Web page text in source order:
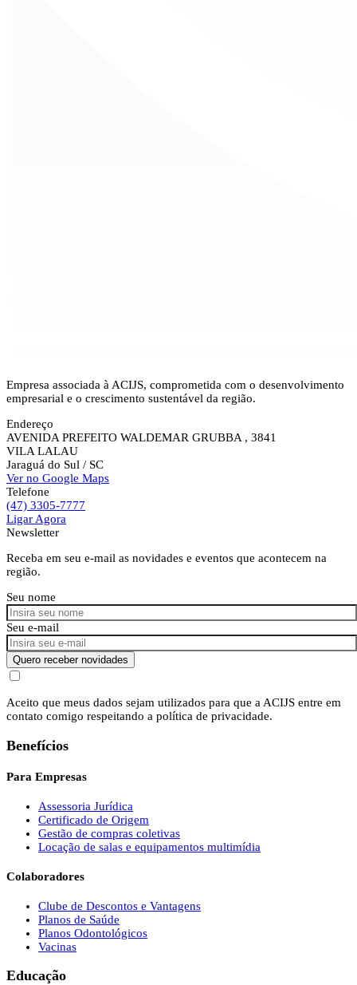
Empresa associada à ACIJS, comprometida com o desenvolvimento
empresarial e o crescimento sustentável da região.
Endereço
AVENIDA PREFEITO WALDEMAR GRUBBA , 3841
VILA LALAU
Jaraguá do Sul / SC
Ver no Google Maps
Telefone
(47) 3305-7777
Ligar Agora
Newsletter
Receba em seu e-mail as novidades e eventos que acontecem na
região.
Seu nome
Seu e-mail
Quero receber novidades
Aceito que meus dados sejam utilizados para que a ACIJS entre em
contato comigo respeitando a política de privacidade.
Benefícios
Para Empresas
Assessoria Jurídica
Certificado de Origem
Gestão de compras coletivas
Locação de salas e equipamentos multimídia
Colaboradores
Clube de Descontos e Vantagens
Planos de Saúde
Planos Odontológicos
Vacinas
Educação